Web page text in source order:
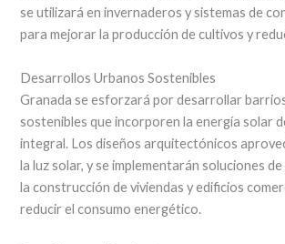
se utilizará en invernaderos y sistemas de
para mejorar la producción de cultivos y
Desarrollos Urbanos Sostenibles
Granada se esforzará por desarrollar
sostenibles que incorporen la energía solar
integral. Los diseños arquitectónicos
la luz solar, y se implementarán soluciones
la construcción de viviendas y edificios
reducir el consumo energético.